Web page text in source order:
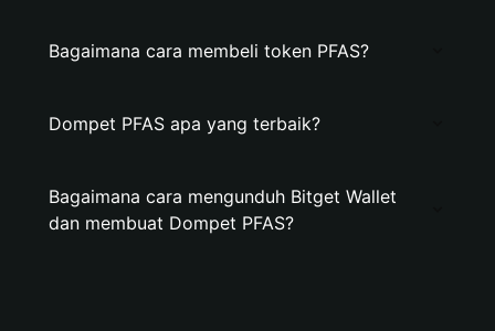
Bagaimana cara membeli token PFAS?
Dompet PFAS apa yang terbaik?
Bagaimana cara mengunduh Bitget Wallet
dan membuat Dompet PFAS?